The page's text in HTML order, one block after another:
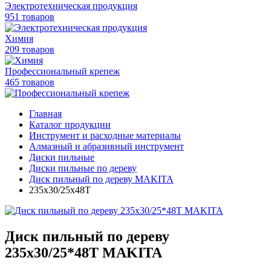
Электротехническая продукция
951 товаров
Химия
209 товаров
Профессиональный крепеж
465 товаров
Главная
Каталог продукции
Инструмент и расходные материалы
Алмазный и абразивный инструмент
Диски пильные
Диски пильные по дереву
Диск пильный по дереву MAKITA
235х30/25х48Т
Диск пильный по дереву
235х30/25*48Т MAKITA